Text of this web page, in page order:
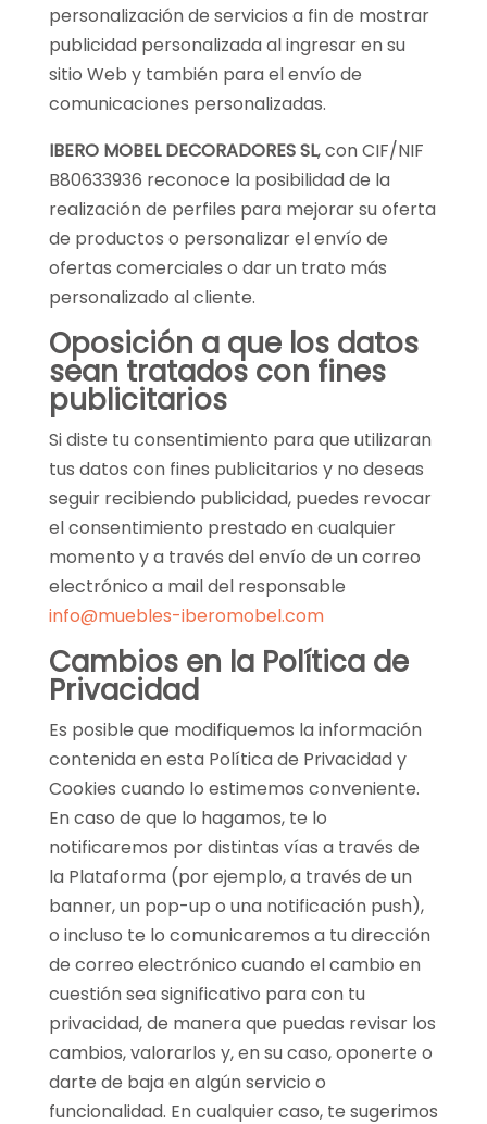
personalización de servicios a fin de mostrar
publicidad personalizada al ingresar en su
sitio Web y también para el envío de
comunicaciones personalizadas.
IBERO MOBEL DECORADORES SL, con CIF/NIF
B80633936 reconoce la posibilidad de la
realización de perfiles para mejorar su oferta
de productos o personalizar el envío de
ofertas comerciales o dar un trato más
personalizado al cliente.
Oposición a que los datos
sean tratados con fines
publicitarios
Si diste tu consentimiento para que utilizaran
tus datos con fines publicitarios y no deseas
seguir recibiendo publicidad, puedes revocar
el consentimiento prestado en cualquier
momento y a través del envío de un correo
electrónico a mail del responsable
info@muebles-iberomobel.com
Cambios en la Política de
Privacidad
Es posible que modifiquemos la información
contenida en esta Política de Privacidad y
Cookies cuando lo estimemos conveniente.
En caso de que lo hagamos, te lo
notificaremos por distintas vías a través de
la Plataforma (por ejemplo, a través de un
banner, un pop-up o una notificación push),
o incluso te lo comunicaremos a tu dirección
de correo electrónico cuando el cambio en
cuestión sea significativo para con tu
privacidad, de manera que puedas revisar los
cambios, valorarlos y, en su caso, oponerte o
darte de baja en algún servicio o
funcionalidad. En cualquier caso, te sugerimos